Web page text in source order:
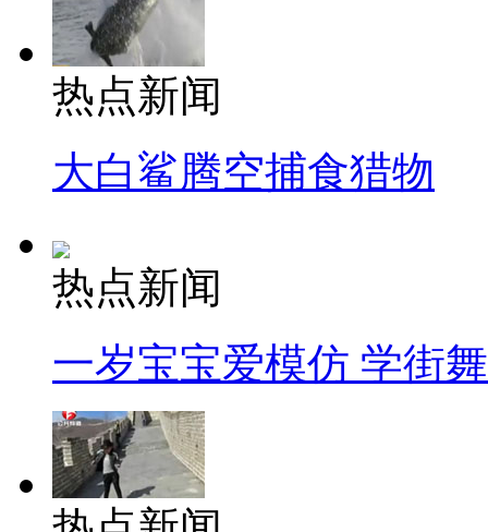
热点新闻
大白鲨腾空捕食猎物
热点新闻
一岁宝宝爱模仿 学街